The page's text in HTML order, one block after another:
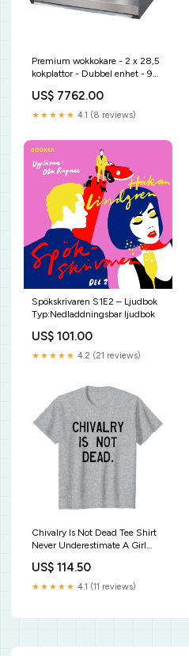
Premium wokkokare - 2 x 28,5
kokplattor - Dubbel enhet - 90
US$ 7762.00
★★★★★ 4.1 (8 reviews)
Spökskrivaren S1E2 – Ljudbok
Typ:Nedladdningsbar ljudbok
US$ 101.00
★★★★★ 4.2 (21 reviews)
Chivalry Is Not Dead Tee Shirt
Never Underestimate A Girl
US$ 114.50
★★★★★ 4.1 (11 reviews)